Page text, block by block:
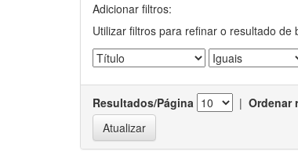
Adicionar filtros:
Utilizar filtros para refinar o resultado de
Resultados/Página | Ordenar